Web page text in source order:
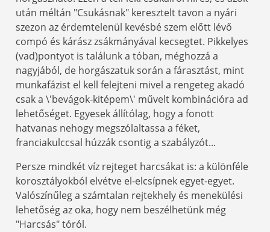
után méltán "Csukásnak" keresztelt tavon a nyári
szezon az érdemtelenül kevésbé szem előtt lévő
compó és kárász zsákmányával kecsegtet. Pikkelyes
(vad)pontyot is találunk a tóban, méghozzá a
nagyjából, de horgászatuk során a fárasztást, mint
munkafázist el kell felejteni mivel a rengeteg akadó
csak a \'bevágok-kitépem\' művelt kombinációra ad
lehetőséget. Egyesek állítólag, hogy a fonott
hatvanas nehogy megszólaltassa a féket,
franciakulccsal húzzák csontig a szabályzót...
Persze mindkét víz rejteget harcsákat is: a különféle
korosztályokból elvétve el-elcsípnek egyet-egyet.
Valószínűleg a számtalan rejtekhely és menekülési
lehetőség az oka, hogy nem beszélhetünk még
"Harcsás" tóról.